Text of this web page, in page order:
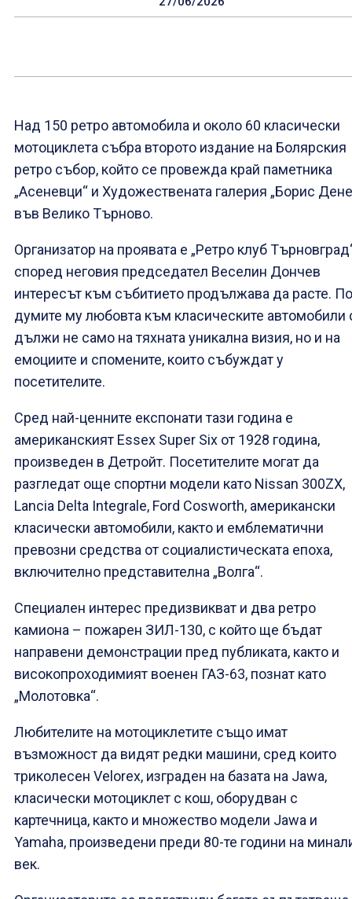
Над 150 ретро автомобила и около 60 класически
мотоциклета събра второто издание на Болярския
ретро събор, който се провежда край паметника
„Асеневци“ и Художествената галерия „Борис
във Велико Търново.
Организатор на проявата е „Ретро клуб
според неговия председател Веселин Дончев
интересът към събитието продължава да расте. По
думите му любовта към класическите автомобили
дължи не само на тяхната уникална визия, но и на
емоциите и спомените, които събуждат у
посетителите.
Сред най-ценните експонати тази година е
американският Essex Super Six от 1928 година,
произведен в Детройт. Посетителите могат да
разгледат още спортни модели като Nissan 300ZX,
Lancia Delta Integrale, Ford Cosworth, американски
класически автомобили, както и емблематични
превозни средства от социалистическата епоха,
включително представителна „Волга“.
Специален интерес предизвикват и два ретро
камиона – пожарен ЗИЛ-130, с който ще бъдат
направени демонстрации пред публиката, както и
високопроходимият военен ГАЗ-63, познат като
„Молотовка“.
Любителите на мотоциклетите също имат
възможност да видят редки машини, сред които
триколесен Velorex, изграден на базата на Jawa,
класически мотоциклет с кош, оборудван с
картечница, както и множество модели Jawa и
Yamaha, произведени преди 80-те години на
век.